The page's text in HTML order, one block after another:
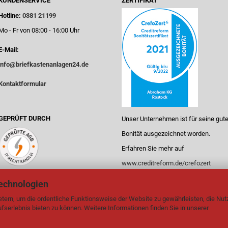
um die ordentliche Funktionsweise der Website zu gewährleisten, die
bieten zu können. Weitere Informationen finden Sie in unserer
0381 21199
- Fr von 08:00 - 16:00 Uhr
Mail:
DURCH
Unser Unternehmen ist für seine gute
Bonität ausgezeichnet worden.
Erfahren Sie mehr auf
www.creditreform.de/crefozert